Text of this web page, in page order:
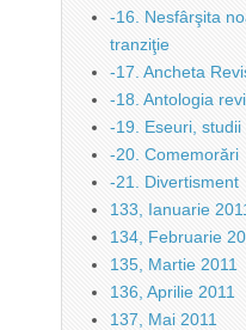
-16. Nesfârşita
tranziţie
-17. Ancheta
-18. Antologia
-19. Eseuri, studii
-20. Comemorări
-21. Divertisment
133, Ianuarie
134, Februarie
135, Martie 2011
136, Aprilie 2011
137, Mai 2011